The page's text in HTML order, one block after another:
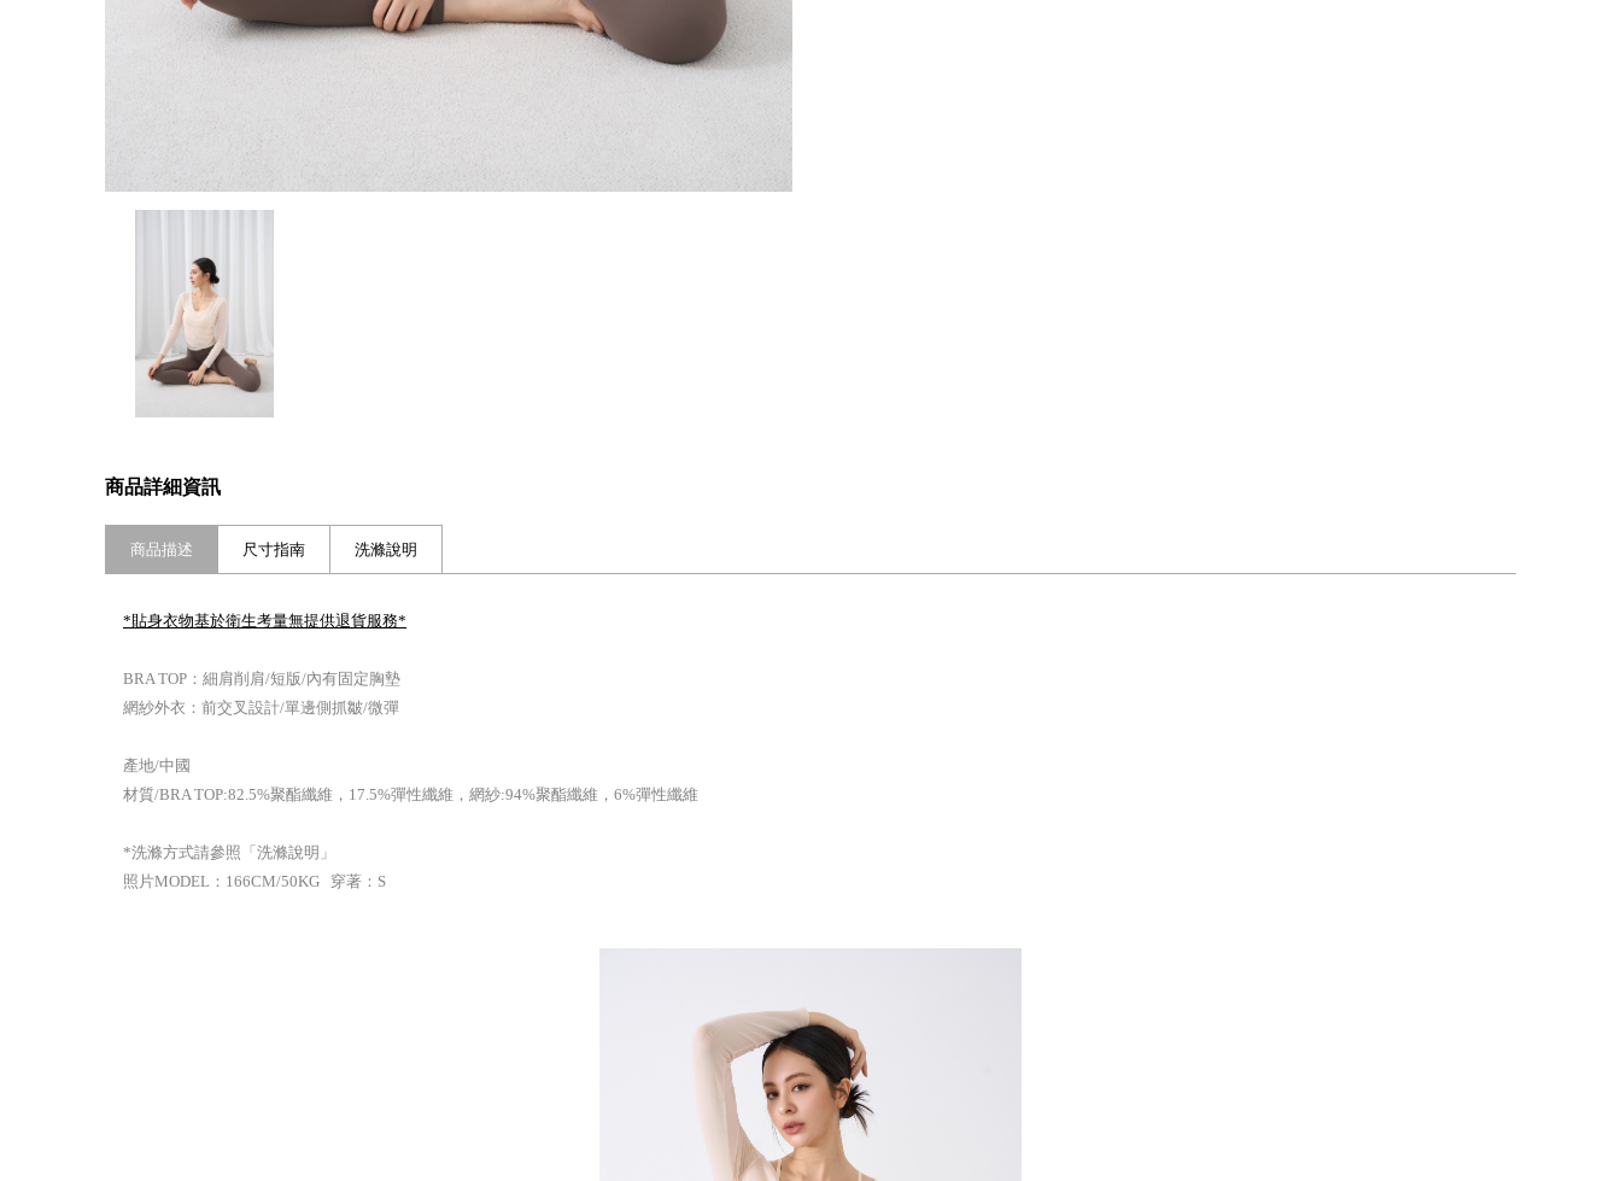
商品詳細資訊
商品描述 尺寸指南 洗滌說明
*貼身衣物基於衛生考量無提供退貨服務*
BRA TOP：細肩削肩/短版/內有固定胸墊
網紗外衣：前交叉設計/單邊側抓皺/微彈
產地/中國
材質/BRA TOP:82.5%聚酯纖維，17.5%彈性纖維，網紗:94%聚酯纖維，6%彈性纖維
*洗滌方式請參照「洗滌說明」
照片MODEL：166CM/50KG 穿著：S